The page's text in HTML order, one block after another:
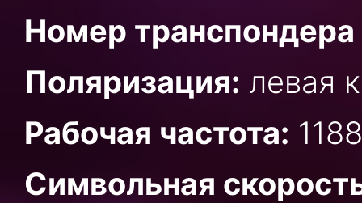
Номер транспондера
Поляризация: левая
Рабочая частота:
Символьная